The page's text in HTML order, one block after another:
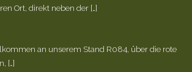
Ort, direkt neben der […]
an unserem Stand R084, über die rote
[…]